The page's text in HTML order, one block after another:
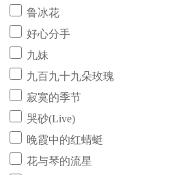
鲁冰花
好心分手
九妹
九百九十九朵玫瑰
寂寞的季节
哭砂(Live)
晚霞中的红蜻蜓
花与琴的流星